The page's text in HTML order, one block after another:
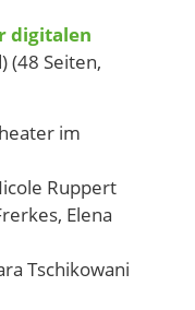
digitalen
(48 Seiten,
im
Ruppert
Elena
Tschikowani